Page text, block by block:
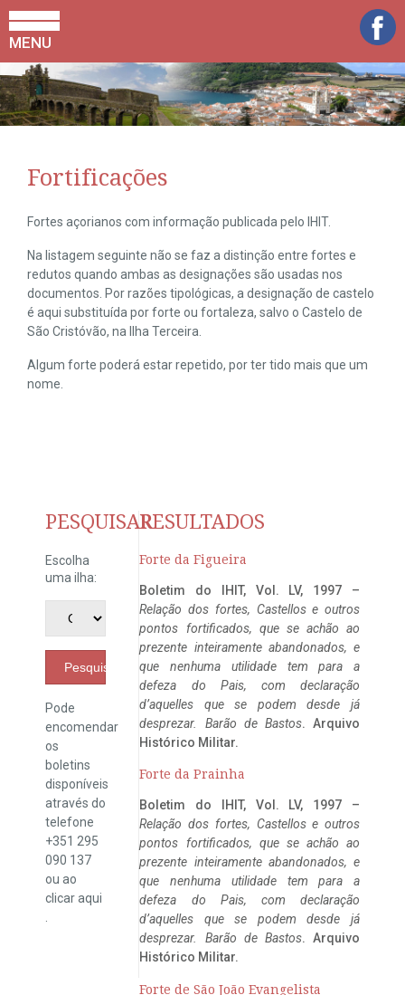
MENU
Fortificações
Fortes açorianos com informação publicada pelo IHIT.
Na listagem seguinte não se faz a distinção entre fortes e
redutos quando ambas as designações são usadas nos
documentos. Por razões tipológicas, a designação de castelo
é aqui substituída por forte ou fortaleza, salvo o Castelo de
São Cristóvão, na Ilha Terceira.
Algum forte poderá estar repetido, por ter tido mais que um
nome.
PESQUISAR
Escolha
uma ilha:
Pesquisar
Pode
encomendar
os
boletins
disponíveis
através do
telefone
+351 295
090 137
ou ao
clicaraqui
RESULTADOS
Forte da Figueira
Boletim do IHIT, Vol. LV, 1997 –
Relação dos fortes, Castellos e outros
pontos fortificados, que se achão ao
prezente inteiramente abandonados, e
que nenhuma utilidade tem para a
defeza do Pais, com declaração
d’aquelles que se podem desde já
desprezar. Barão de Bastos. Arquivo
Histórico Militar.
Forte da Prainha
Boletim do IHIT, Vol. LV, 1997 –
Relação dos fortes, Castellos e outros
pontos fortificados, que se achão ao
prezente inteiramente abandonados, e
que nenhuma utilidade tem para a
defeza do Pais, com declaração
d’aquelles que se podem desde já
desprezar. Barão de Bastos. Arquivo
Histórico Militar.
Forte de São João Evangelista